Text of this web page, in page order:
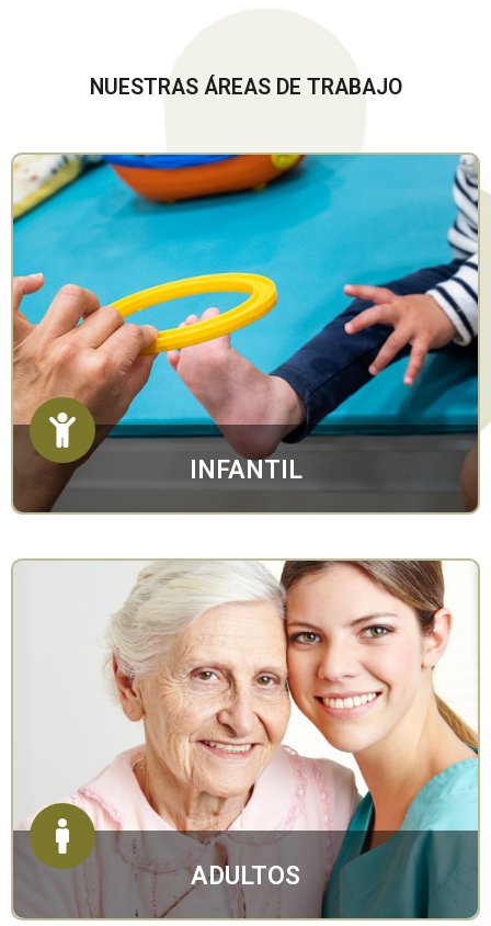
NUESTRAS ÁREAS DE TRABAJO
INFANTIL
INFANTIL
Fisioterapia infantil neurológica, especialistas en el
desarrollo del niño y en alteraciones motrices de origen
cerebral
VER MÁS
ADULTOS
ADULTOS
Logopedia, neuropsicología clínica, terapia ocupacional y
psicología, tratamiento de patologías relacionadas con el
daño cerebral
VER MÁS